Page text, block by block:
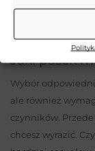
Jaki pasek
Wybór
ale również
czynników.
chcesz wyrazić.